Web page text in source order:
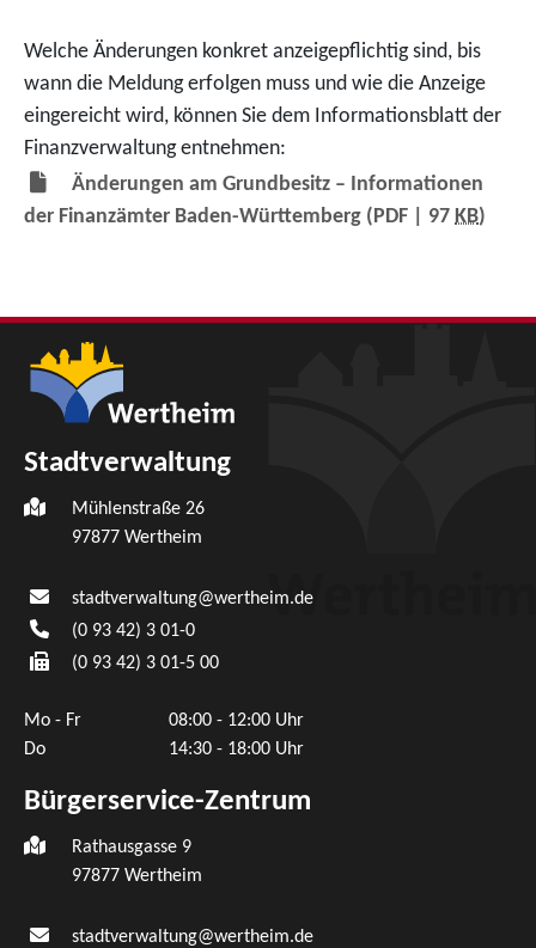
Welche Änderungen konkret anzeigepflichtig sind, bis
wann die Meldung erfolgen muss und wie die Anzeige
eingereicht wird, können Sie dem Informationsblatt der
Finanzverwaltung entnehmen:
Änderungen am Grundbesitz – Informationen
der Finanzämter Baden-Württemberg (PDF | 97 KB)
Stadtverwaltung
Mühlenstraße 26
97877 Wertheim
stadtverwaltung@wertheim.de
(0 93 42) 3 01-0
(0 93 42) 3 01-5 00
Mo - Fr
08:00 - 12:00 Uhr
Do
14:30 - 18:00 Uhr
Bürgerservice-Zentrum
Rathausgasse 9
97877 Wertheim
stadtverwaltung@wertheim.de